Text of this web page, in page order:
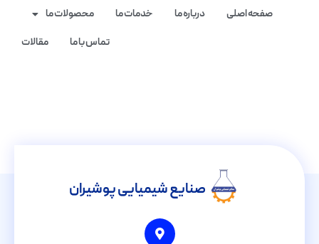
صفحه اصلی درباره ما خدمات ما
محصولات ما
تماس با ما
مقالات
صنایع شیمیایی پوشیران